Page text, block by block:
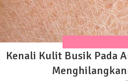
MASALAH KULIT
Kenali Kulit Busik Pada